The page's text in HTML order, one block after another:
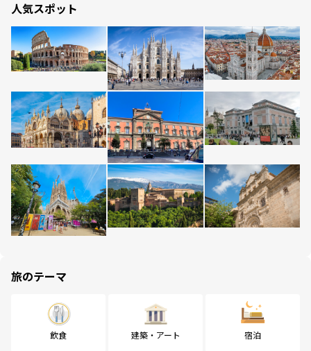
人気スポット
旅のテーマ
飲食 建築・アート 宿泊